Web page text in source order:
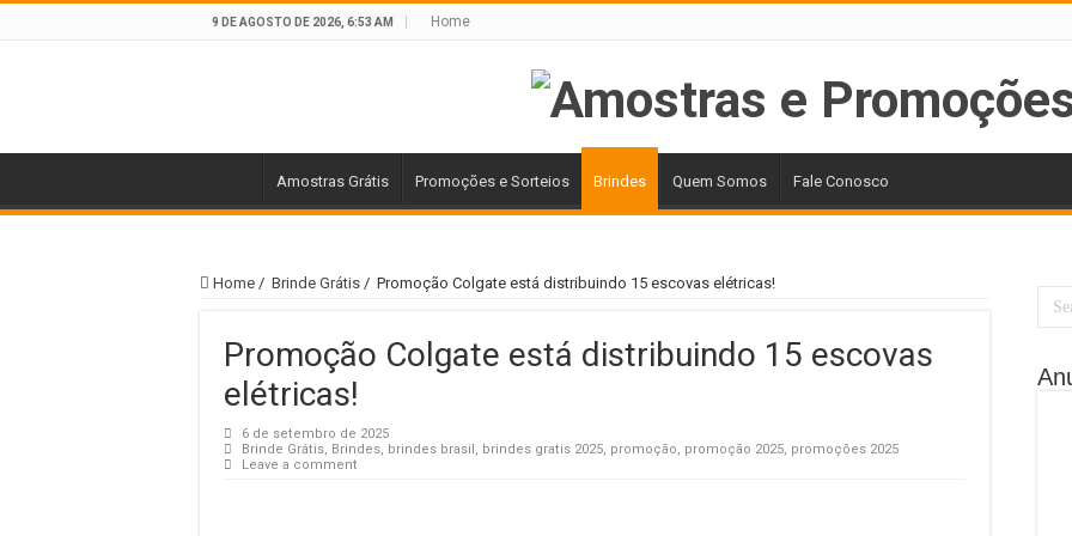
9 DE AGOSTO DE 2026, 6:53 AM Home
Amostras Grátis Promoções e Sorteios Brindes Quem Somos Fale Conosco
Home / Brinde Grátis / Promoção Colgate está distribuindo 15 escovas elétricas!
Promoção Colgate está distribuindo 15 escovas
elétricas!
6 de setembro de 2025
Brinde Grátis, Brindes, brindes brasil, brindes gratis 2025, promoção, promoção 2025, promoções 2025
Leave a comment